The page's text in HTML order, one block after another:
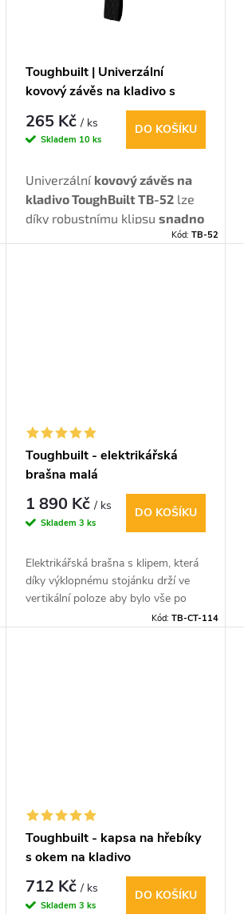
Toughbuilt | Univerzální
kovový závěs na kladivo s
páskem na kabel
265 Kč/ ks
Skladem 10 ks
DO KOŠÍKU
Univerzální kovový závěs na
kladivo ToughBuilt TB-52 lze
díky robustnímu klipsusnadno
Kód: TB-52
Toughbuilt - elektrikářská
brašna malá
1 890 Kč/ ks
Skladem3 ks
DO KOŠÍKU
Elektrikářská brašna s klipem, která
díky výklopnému stojánku drží ve
vertikální poloze aby bylo vše po
ruce. Součástí brašny je ramenní
Kód: TB-CT-114
Toughbuilt - kapsa na hřebíky
s okem na kladivo
712 Kč/ ks
Skladem3 ks
DO KOŠÍKU